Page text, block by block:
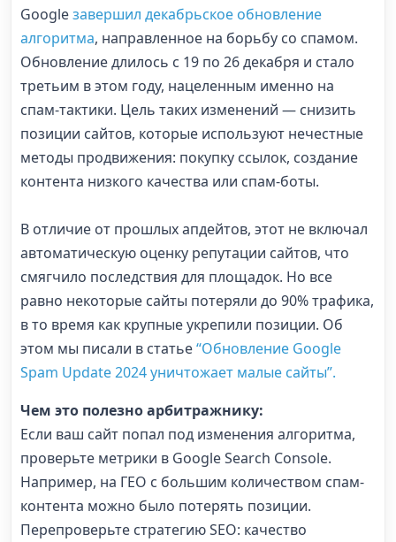
Googleзавершил декабрьское обновление
алгоритма, направленное на борьбу со спамом.
Обновление длилось с 19 по 26 декабря и стало
третьим в этом году, нацеленным именно на
спам-тактики. Цель таких изменений — снизить
позиции сайтов, которые используют нечестные
методы продвижения: покупку ссылок, создание
контента низкого качества или спам-боты.
В отличие от прошлых апдейтов, этот не включал
автоматическую оценку репутации сайтов, что
смягчило последствия для площадок. Но все
равно некоторые сайты потеряли до 90% трафика,
в то время как крупные укрепили позиции. Об
этом мы писали в статье“Обновление Google
Spam Update 2024 уничтожает малые сайты”.
Чем это полезно арбитражнику:
Если ваш сайт попал под изменения алгоритма,
проверьте метрики в Google Search Console.
Например, на ГЕО с большим количеством спам-
контента можно было потерять позиции.
Перепроверьте стратегию SEO: качество